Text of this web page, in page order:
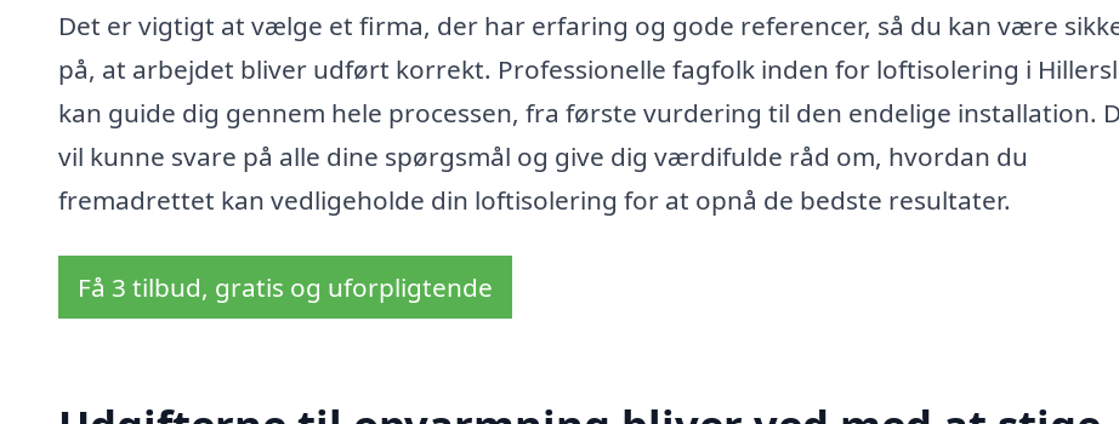
Det er vigtigt at vælge et firma, der har erfaring og gode referencer, så du kan være
på, at arbejdet bliver udført korrekt. Professionelle fagfolk inden for loftisolering i
kan guide dig gennem hele processen, fra første vurdering til den endelige installation.
vil kunne svare på alle dine spørgsmål og give dig værdifulde råd om, hvordan du
fremadrettet kan vedligeholde din loftisolering for at opnå de bedste resultater.
Få 3 tilbud, gratis og uforpligtende